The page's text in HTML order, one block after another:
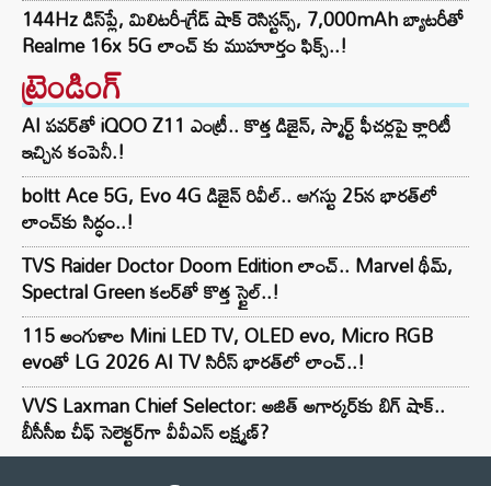
144Hz డిస్‌ప్లే, మిలిటరీ-గ్రేడ్ షాక్ రెసిస్టన్స్, 7,000mAh బ్యాటరీతో
Realme 16x 5G లాంచ్ కు ముహూర్తం ఫిక్స్..!
ట్రెండింగ్‌
AI పవర్‌తో iQOO Z11 ఎంట్రీ.. కొత్త డిజైన్, స్మార్ట్ ఫీచర్లపై క్లారిటీ
ఇచ్చిన కంపెనీ.!
boltt Ace 5G, Evo 4G డిజైన్ రివీల్.. ఆగస్టు 25న భారత్‌లో
లాంచ్‌కు సిద్ధం..!
TVS Raider Doctor Doom Edition లాంచ్.. Marvel థీమ్,
Spectral Green కలర్‌తో కొత్త స్టైల్..!
115 అంగుళాల Mini LED TV, OLED evo, Micro RGB
evoతో LG 2026 AI TV సిరీస్ భారత్‌లో లాంచ్..!
VVS Laxman Chief Selector: అజిత్ అగార్కర్‌కు బిగ్ షాక్..
బీసీసీఐ చీఫ్ సెలెక్టర్‌గా వీవీఎస్ లక్ష్మణ్?